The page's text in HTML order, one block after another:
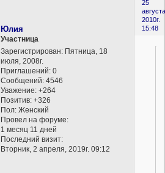
25
2010г.
15:48
Юлия
Участница
Зарегистрирован: Пятница, 18
июля, 2008г.
Приглашений: 0
Сообщений: 4546
Уважение: +264
Позитив: +326
Пол: Женский
Провел на форуме:
1 месяц 11 дней
Последний визит:
Вторник, 2 апреля, 2019г. 09:12